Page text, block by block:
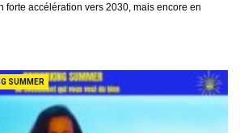
forte accélération vers 2030, mais encore en
SUMMER